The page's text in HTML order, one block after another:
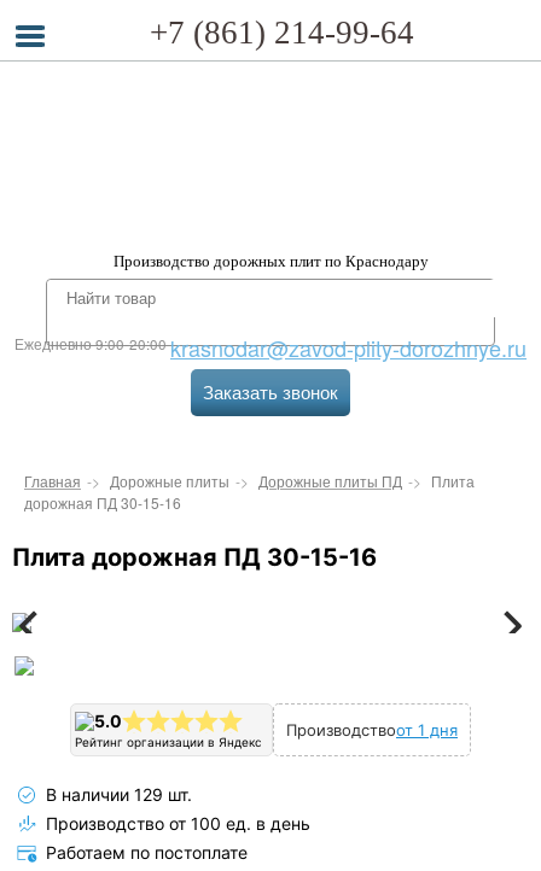
+7 (861) 214-99-64
Производство дорожных плит по Краснодару
Ежедневно 9:00-20:00krasnodar@zavod-plity-dorozhnye.ru
Заказать звонок
Главная Дорожные плиты Дорожные плиты ПД
Плита
дорожная ПД 30-15-16
Плита дорожная ПД 30-15-16
5.0
Рейтинг организации в Яндекс
Производствоот 1 дня
В наличии 129 шт.
Производство от 100 ед. в день
Работаем по постоплате